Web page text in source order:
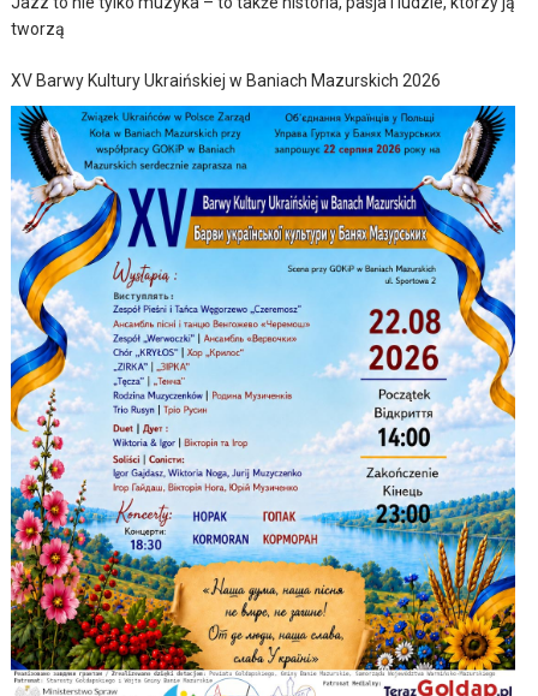
tworzą
XV Barwy Kultury Ukraińskiej w Baniach Mazurskich 2026